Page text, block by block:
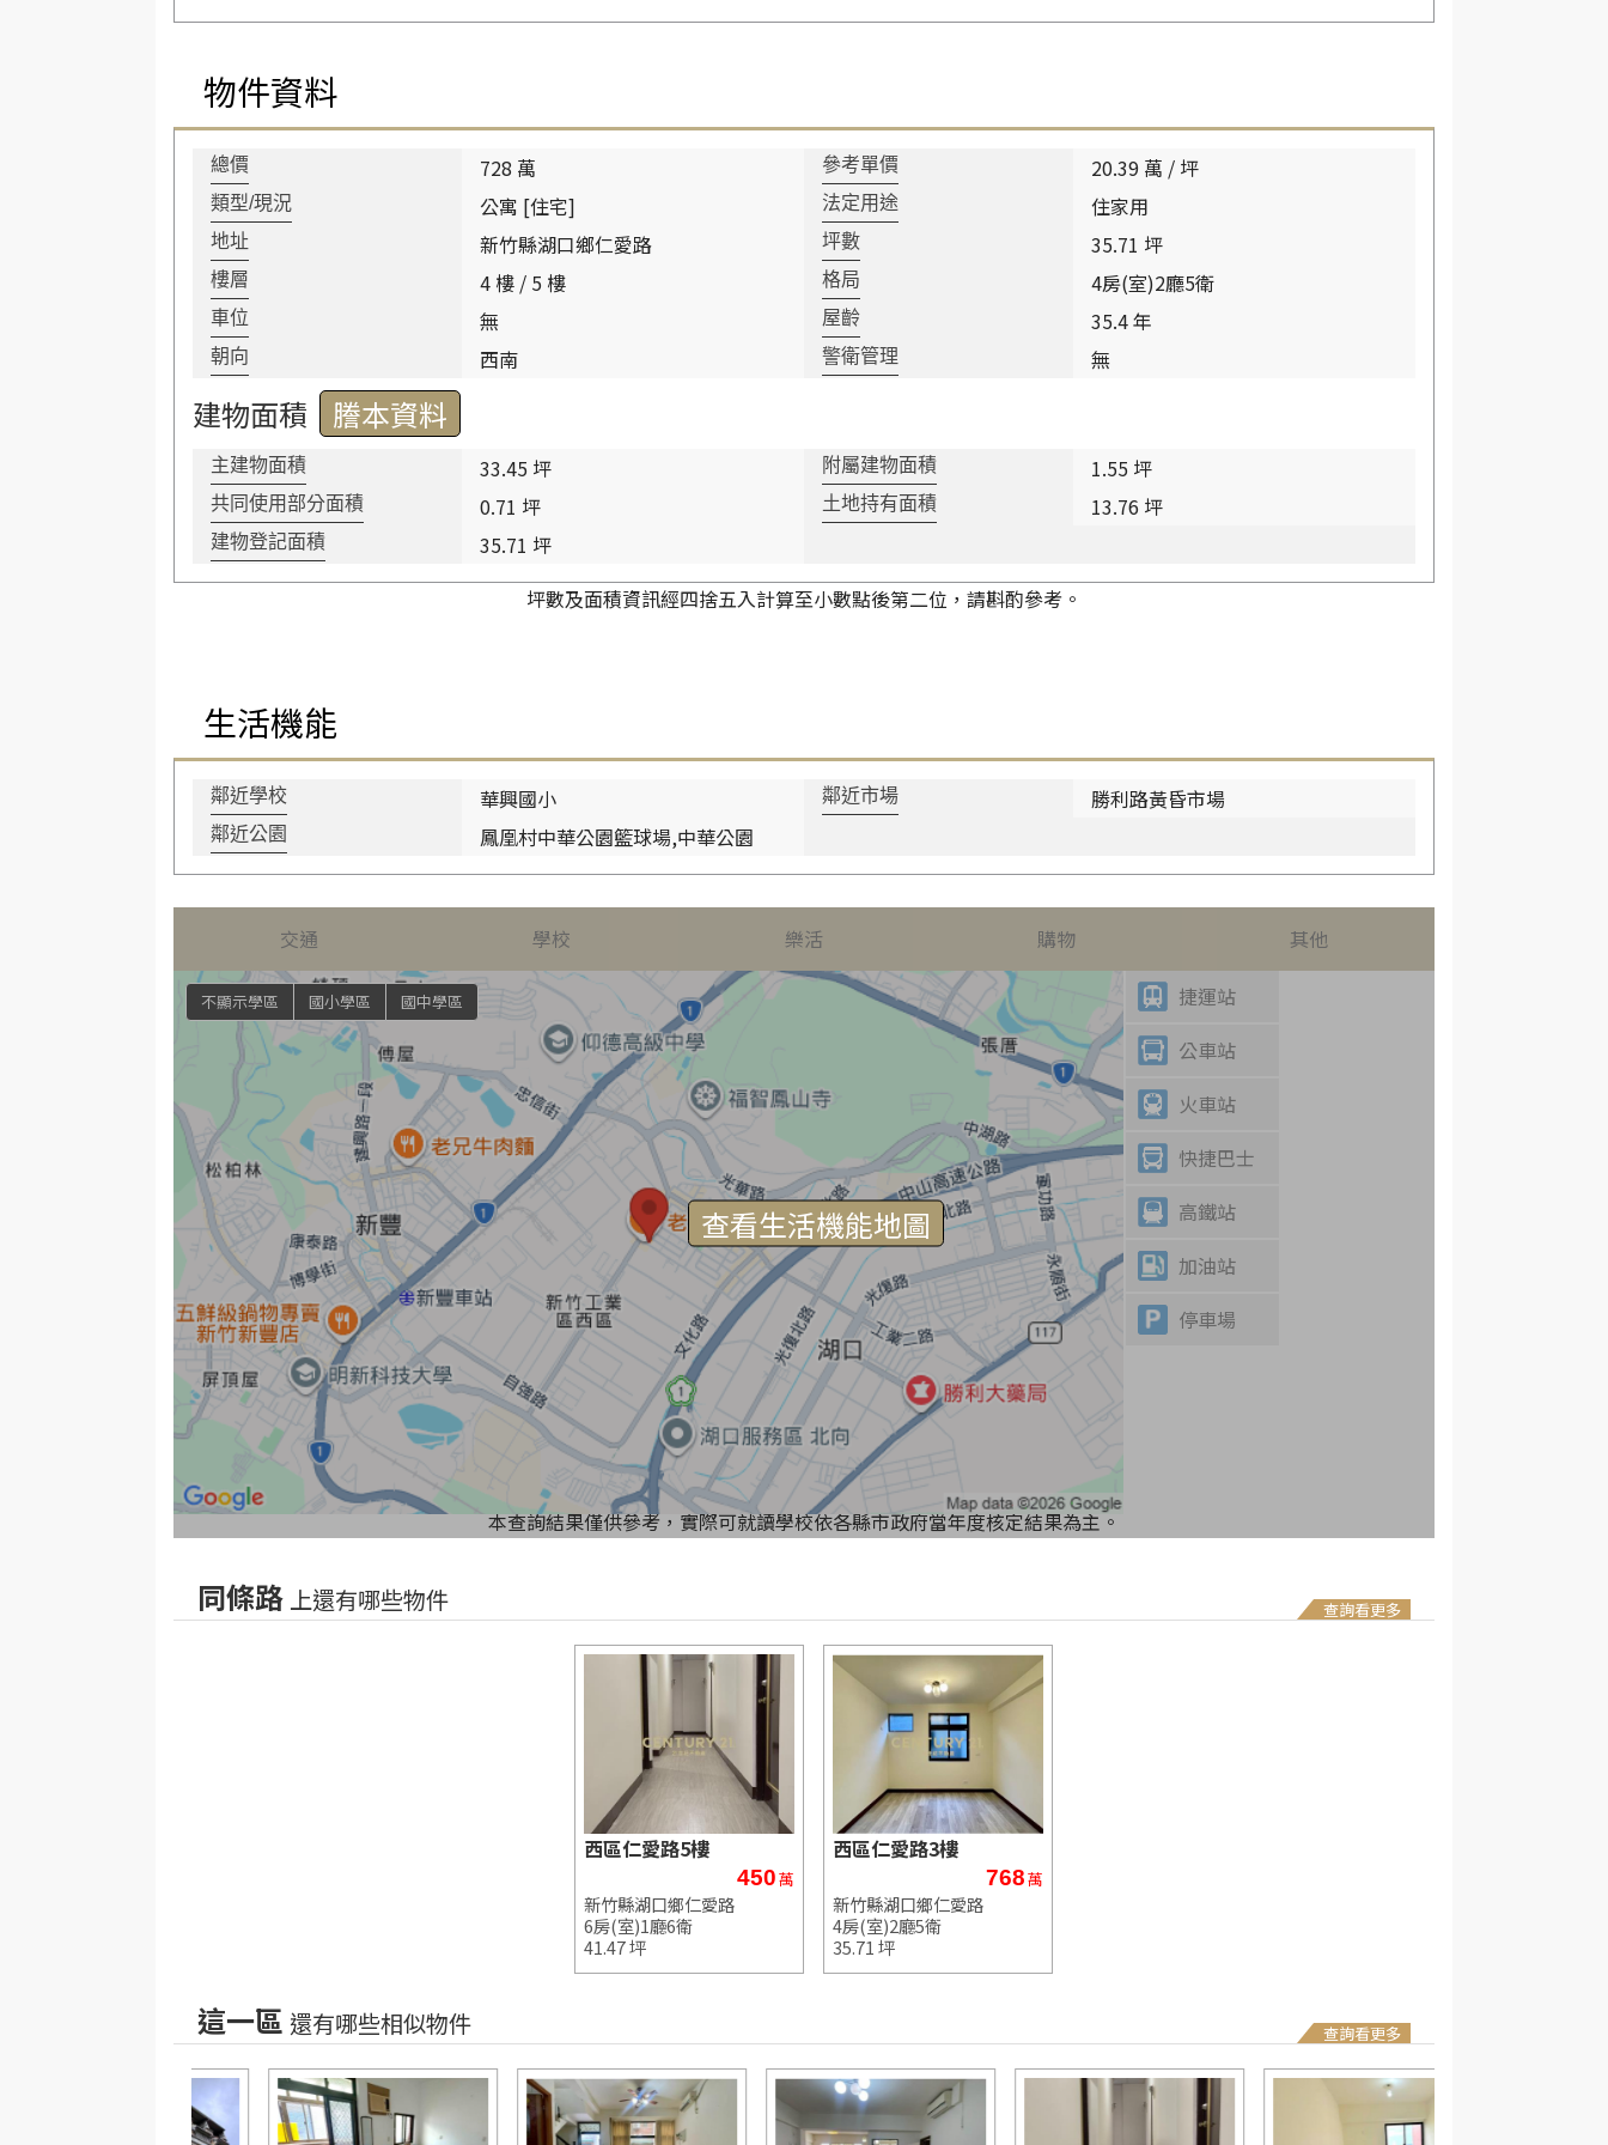
物件資料
總價 728 萬 參考單價 20.39 萬 / 坪
類型/現況 公寓 [住宅] 法定用途 住家用
地址 新竹縣湖口鄉仁愛路 坪數 35.71 坪
樓層 4 樓 / 5 樓 格局 4房(室)2廳5衛
車位 無 屋齡 35.4 年
朝向 西南 警衛管理 無
建物面積 謄本資料
主建物面積 33.45 坪 附屬建物面積 1.55 坪
共同使用部分面積 0.71 坪 土地持有面積 13.76 坪
建物登記面積
35.71 坪
坪數及面積資訊經四捨五入計算至小數點後第二位，請斟酌參考。
生活機能
鄰近學校 華興國小 鄰近市場 勝利路黃昏市場
鄰近公園 鳳凰村中華公園籃球場,中華公園
查看生活機能地圖
交通 學校 樂活 購物 其他
不顯示學區 國小學區 國中學區
捷運站
公車站
火車站
快捷巴士
高鐵站
加油站
停車場
本查詢結果僅供參考，實際可就讀學校依各縣市政府當年度核定結果為主。
查詢看更多
同條路 上還有哪些物件
西區仁愛路5樓
450萬
新竹縣湖口鄉仁愛路
6房(室)1廳6衛
41.47 坪
西區仁愛路3樓
768萬
新竹縣湖口鄉仁愛路
4房(室)2廳5衛
35.71 坪
查詢看更多
這一區 還有哪些相似物件